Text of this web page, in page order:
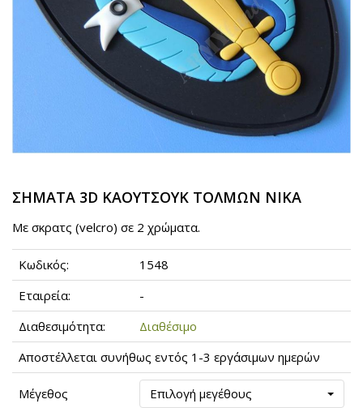
ΣΗΜΑΤΑ 3D ΚΑΟΥΤΣΟΥΚ ΤΟΛΜΩΝ ΝΙΚΑ
Με σκρατς (velcro) σε 2 χρώματα.
Κωδικός:
1548
Εταιρεία:
-
Διαθεσιμότητα:
Διαθέσιμο
Αποστέλλεται συνήθως εντός 1-3 εργάσιμων ημερών
Μέγεθος Επιλογή μεγέθους